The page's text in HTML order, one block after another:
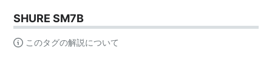
SHURE SM7B
このタグの解説について